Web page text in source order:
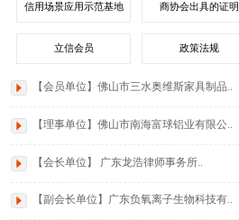
信用场景应用示范基地 商协会出具的证明
立信会员 政策法规
【会员单位】佛山市三水奥维斯家具制品..
【理事单位】佛山市南海富球铝业有限公..
【会长单位】 广东龙浩律师事务所..
【副会长单位】广东负氧离子生物科技有..